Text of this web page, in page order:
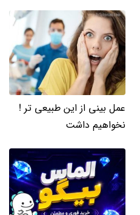
عمل بینی از این طبیعی تر !
نخواهیم داشت